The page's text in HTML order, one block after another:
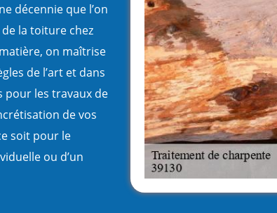
décennie que l’on
la toiture chez
on maîtrise
de l’art et dans
pour les travaux de
de vos
soit pour le
ou d’un